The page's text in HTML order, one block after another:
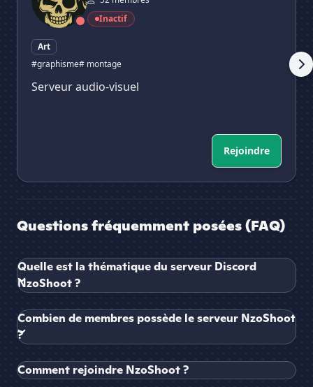
Inactif
Art
#graphisme# montage
Serveur audio-visuel
Rejoindre
Questions fréquemment posées (FAQ)
Quelle est la thématique du serveur Discord
NzoShoot ?
Combien de membres possède le serveur NzoShoot
?
Comment rejoindre NzoShoot ?